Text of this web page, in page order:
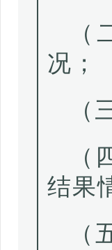
况；
（
结果